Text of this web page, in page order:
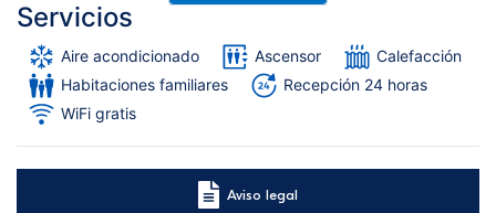
Servicios
Aire acondicionado Ascensor
Calefacción
Habitaciones familiares
Recepción 24 horas
WiFi gratis
Aviso legal